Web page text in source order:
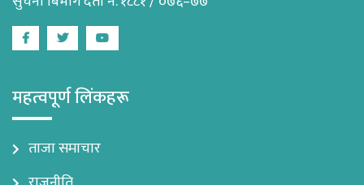
FacebookTwitterYoutube
महत्वपूर्ण लिंकहरू
ताजा समाचार